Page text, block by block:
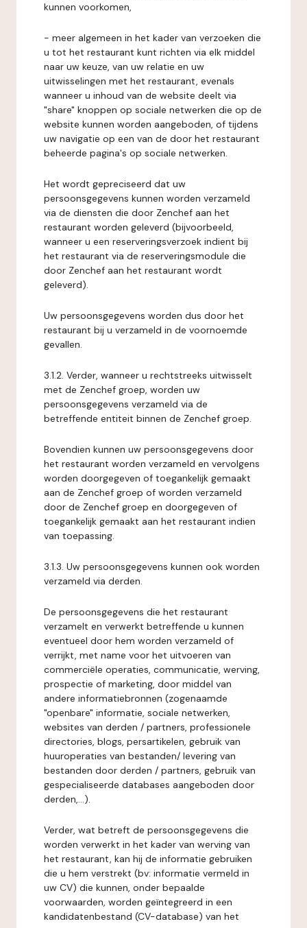
kunnen voorkomen,
- meer algemeen in het kader van verzoeken die
u tot het restaurant kunt richten via elk middel
naar uw keuze, van uw relatie en uw
uitwisselingen met het restaurant, evenals
wanneer u inhoud van de website deelt via
"share" knoppen op sociale netwerken die op de
website kunnen worden aangeboden, of tijdens
uw navigatie op een van de door het restaurant
beheerde pagina's op sociale netwerken.
Het wordt gepreciseerd dat uw
persoonsgegevens kunnen worden verzameld
via de diensten die door Zenchef aan het
restaurant worden geleverd (bijvoorbeeld,
wanneer u een reserveringsverzoek indient bij
het restaurant via de reserveringsmodule die
door Zenchef aan het restaurant wordt
geleverd).
Uw persoonsgegevens worden dus door het
restaurant bij u verzameld in de voornoemde
gevallen.
3.1.2. Verder, wanneer u rechtstreeks uitwisselt
met de Zenchef groep, worden uw
persoonsgegevens verzameld via de
betreffende entiteit binnen de Zenchef groep.
Bovendien kunnen uw persoonsgegevens door
het restaurant worden verzameld en vervolgens
worden doorgegeven of toegankelijk gemaakt
aan de Zenchef groep of worden verzameld
door de Zenchef groep en doorgegeven of
toegankelijk gemaakt aan het restaurant indien
van toepassing.
3.1.3. Uw persoonsgegevens kunnen ook worden
verzameld via derden.
De persoonsgegevens die het restaurant
verzamelt en verwerkt betreffende u kunnen
eventueel door hem worden verzameld of
verrijkt, met name voor het uitvoeren van
commerciële operaties, communicatie, werving,
prospectie of marketing, door middel van
andere informatiebronnen (zogenaamde
"openbare" informatie, sociale netwerken,
websites van derden / partners, professionele
directories, blogs, persartikelen, gebruik van
huuroperaties van bestanden/ levering van
bestanden door derden / partners, gebruik van
gespecialiseerde databases aangeboden door
derden,...).
Verder, wat betreft de persoonsgegevens die
worden verwerkt in het kader van werving van
het restaurant, kan hij de informatie gebruiken
die u hem verstrekt (bv: informatie vermeld in
uw CV) die kunnen, onder bepaalde
voorwaarden, worden geïntegreerd in een
kandidatenbestand (CV-database) van het